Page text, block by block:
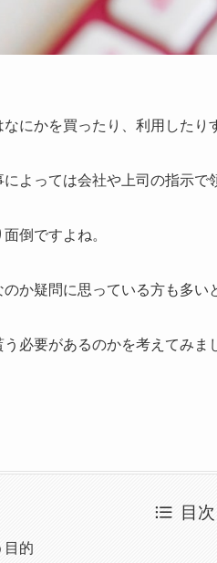
にかを買ったり、利用したり
よっては会社や上司の指示で
倒ですよね。
か疑問に思っている方も多い
必要があるのかを考えてみま
目次
目的